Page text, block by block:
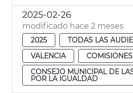
2025-02-26
modificado hace 2 meses
2025
TODAS LAS
VALENCIA
CONSEJO MUNICIPAL DE
POR LA IGUALDAD